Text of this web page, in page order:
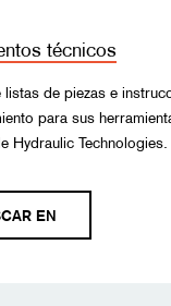
técnicos
listas de piezas e
para sus
Hydraulic Technologies.
EN